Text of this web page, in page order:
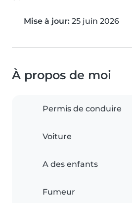
Mise à jour: 25 juin 2026
À propos de moi
Permis de conduire
Voiture
A des enfants
Fumeur